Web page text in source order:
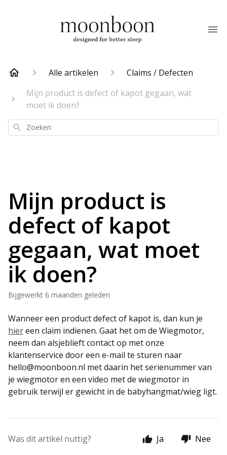
Alle artikelen
Claims / Defecten
Mijn product is defect of kapot gegaan, wat
moet ik doen?
Zoeken
Mijn product is
defect of kapot
gegaan, wat moet
ik doen?
Bijgewerkt 6 maanden geleden
Wanneer een product defect of kapot is, dan kun je
hiereen claim indienen. Gaat het om de Wiegmotor,
neem dan alsjeblieft contact op met onze
klantenservice door een e-mail te sturen naar
hello@moonboon.nl met daarin het serienummer van
je wiegmotor en een video met de wiegmotor in
gebruik terwijl er gewicht in de babyhangmat/wieg ligt.
Was dit artikel nuttig? Ja Nee